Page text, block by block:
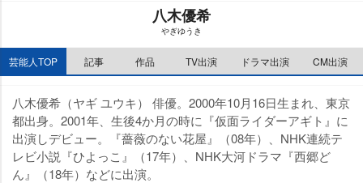
八木優希
ぎゆうき
芸能人TOP 記事 作品 TV出演 ドラマ出演 CM出演
八木優希（ヤギ ユウキ） 俳優。2000年10月16日生まれ、東京
都出身。2001年、生後4か月の時に『仮面ライダーアギト』に
出演しデビュー。『薔薇のない花屋』（08年）、NHK連続テ
レビ小説『ひよっこ』（17年）、NHK大河ドラマ『西郷ど
ん』（18年）などに出演。